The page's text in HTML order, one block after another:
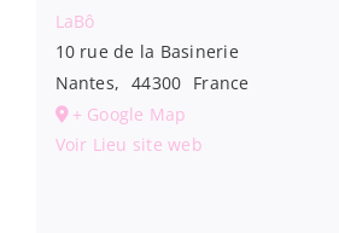
LaBô
10 rue de la Basinerie
Nantes, 44300 France
+ Google Map
Voir Lieu site web